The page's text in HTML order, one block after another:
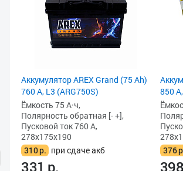
Аккумулятор AREX Grand (75 Ah)
760 А, L3 (ARG750S)
Ёмкость 75 А·ч,
Полярность обратная [- +],
Пусковой ток 760 А,
278x175x190
310р. при сдаче акб
331 р.
850
376
398